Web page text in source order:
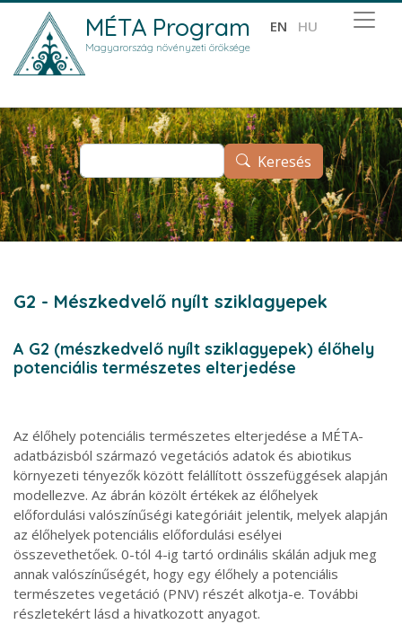
Ugrás a tartalomra
Keresés
MÉTA Program
Magyarország növényzeti öröksége
EN HU
G2 - Mészkedvelő nyílt sziklagyepek
A G2 (mészkedvelő nyílt sziklagyepek) élőhely
potenciális természetes elterjedése
Az élőhely potenciális természetes elterjedése a MÉTA-
adatbázisból származó vegetációs adatok és abiotikus
környezeti tényezők között felállított összefüggések alapján
modellezve. Az ábrán közölt értékek az élőhelyek
előfordulási valószínűségi kategóriáit jelentik, melyek alapján
az élőhelyek potenciális előfordulási esélyei
összevethetőek. 0-tól 4-ig tartó ordinális skálán adjuk meg
annak valószínűségét, hogy egy élőhely a potenciális
természetes vegetáció (PNV) részét alkotja-e. További
részletekért lásd a hivatkozott anyagot.